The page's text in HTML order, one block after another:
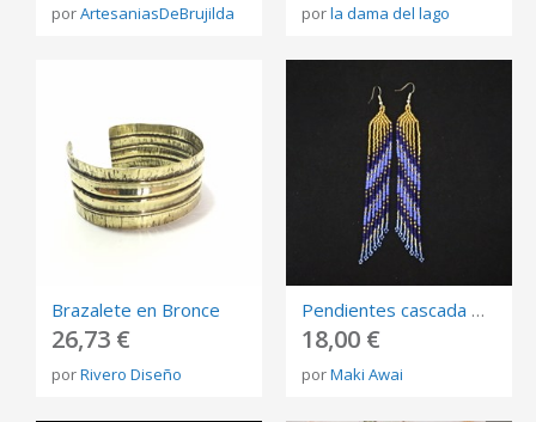
porArtesaniasDeBrujilda porla dama del lago
Brazalete en Bronce
26,73 €
porRivero Diseño
Pendientes cascada mostacilla largos, tonos dorados y azules
18,00 €
porMaki Awai